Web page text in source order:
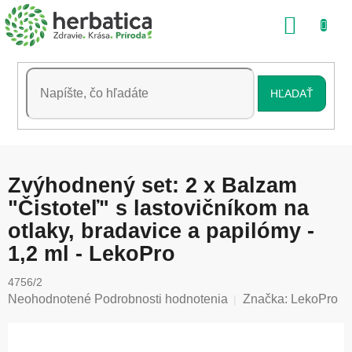
Prejsť
na
obsah
HĽADAŤ
Zvýhodnený set: 2 x Balzam
"Čistoteľ" s lastovičníkom na
otlaky, bradavice a papilómy -
1,2 ml - LekoPro
4756/2
Priemerné
Neohodnotené Podrobnosti hodnotenia Značka: LekoPro